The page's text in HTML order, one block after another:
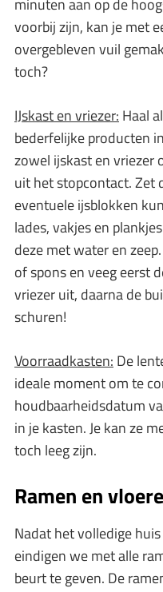
minuten aan op de
voorbij zijn, kan je met
overgebleven vuil
toch?
IJskast en vriezer: Haal
bederfelijke producten
zowel ijskast en vriezer
uit het stopcontact. Zet
eventuele ijsblokken
lades, vakjes en
deze met water en
of spons en veeg eerst
vriezer uit, daarna de
schuren!
Voorraadkasten: De
ideale moment om te
houdbaarheidsdatum
in je kasten. Je kan ze
toch leeg zijn.
Ramen en
Nadat het volledige
eindigen we met alle
beurt te geven. De